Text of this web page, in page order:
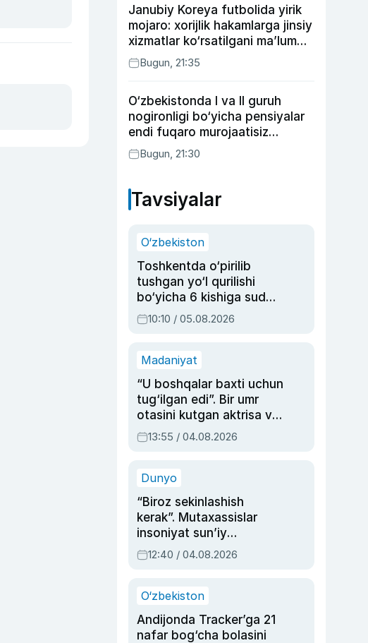
Janubiy Koreya futbolida yirik
mojaro: xorijlik hakamlarga jinsiy
xizmatlar ko‘rsatilgani ma’lum
qilindi
Bugun, 21:35
O‘zbekistonda I va II guruh
nogironligi bo‘yicha pensiyalar
endi fuqaro murojaatisiz
tayinlanishi mumkin
Bugun, 21:30
Tavsiyalar
O‘zbekiston
Toshkentda o‘pirilib
tushgan yo‘l qurilishi
bo‘yicha 6 kishiga sud
hukmi o‘qildi
10:10 / 05.08.2026
Madaniyat
“U boshqalar baxti uchun
tug‘ilgan edi”. Bir umr
otasini kutgan aktrisa va
dublyaj ustasi Rimma
Ahmedovaning
13:55 / 04.08.2026
Dunyo
“Biroz sekinlashish
kerak”. Mutaxassislar
insoniyat sun’iy
intellektni boshqara
olmay qolishidan xavotir
12:40 / 04.08.2026
O‘zbekiston
Andijonda Tracker’ga 21
nafar bog‘cha bolasini